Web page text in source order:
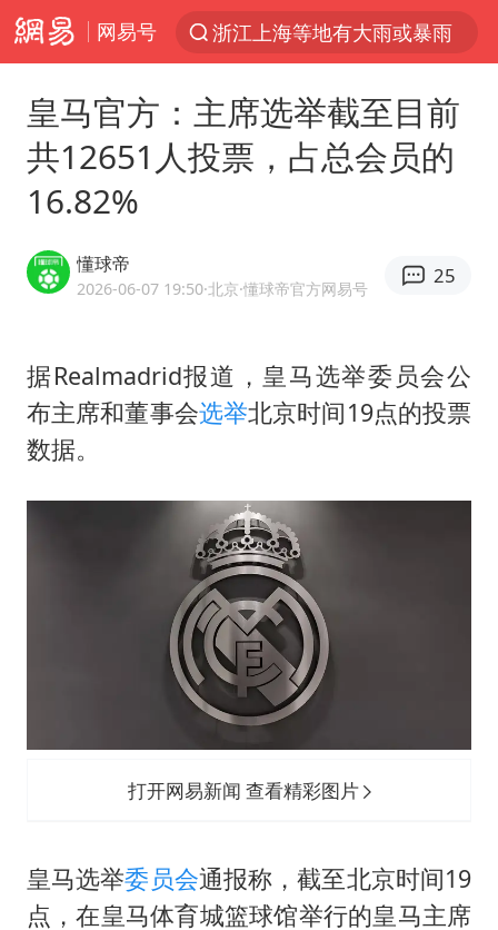
网易号
浙江上海等地有大雨或暴雨
《欢迎来龙餐馆》口碑
情侣福建平潭拍日出时坠崖
视频丨中国东方电气集团原党组副书记、董事宋致远被查
直击东北超：哈尔滨vs通辽
香港宏福苑火灾或由烟头引起
36岁男演员成景区NPC后人气爆棚
浙江台州《告全体市民书》
酒店回应车内过夜被收150元
梁家辉百花奖演讲落泪
皇马官方：主席选举截至目前
共12651人投票，占总会员的
16.82%
懂球帝
2026-06-07 19:50·北京·懂球帝官方网易号
25
据Realmadrid报道，皇马选举委员会公
布主席和董事会选举北京时间19点的投票
数据。
打开网易新闻 查看精彩图片
皇马选举委员会通报称，截至北京时间19
点，在皇马体育城篮球馆举行的皇马主席